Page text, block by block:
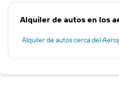
Alquiler de autos en los
Alquiler de autos cerca del